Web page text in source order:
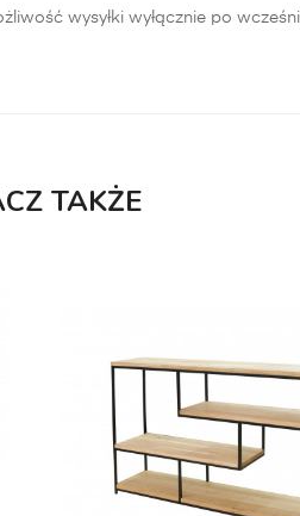
wysyłki wyłącznie po
TAKŻE